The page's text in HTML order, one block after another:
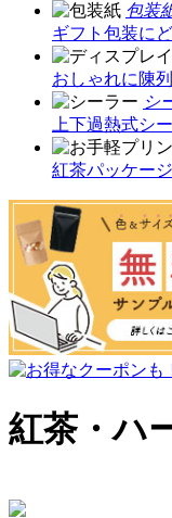
包装
ギフト包装に
おしゃれに陳列
シ
上下過熱式シ
紅茶パッケー
紅茶・ハ